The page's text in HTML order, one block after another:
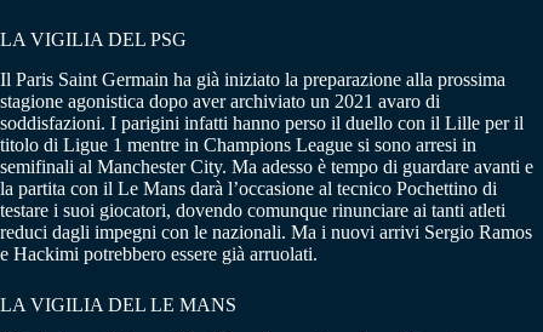
LA VIGILIA DEL PSG
Il Paris Saint Germain ha già iniziato la preparazione alla prossima
stagione agonistica dopo aver archiviato un 2021 avaro di
soddisfazioni. I parigini infatti hanno perso il duello con il Lille per il
titolo di Ligue 1 mentre in Champions League si sono arresi in
semifinali al Manchester City. Ma adesso è tempo di guardare avanti e
la partita con il Le Mans darà l’occasione al tecnico Pochettino di
testare i suoi giocatori, dovendo comunque rinunciare ai tanti atleti
reduci dagli impegni con le nazionali. Ma i nuovi arrivi Sergio Ramos
e Hackimi potrebbero essere già arruolati.
LA VIGILIA DEL LE MANS